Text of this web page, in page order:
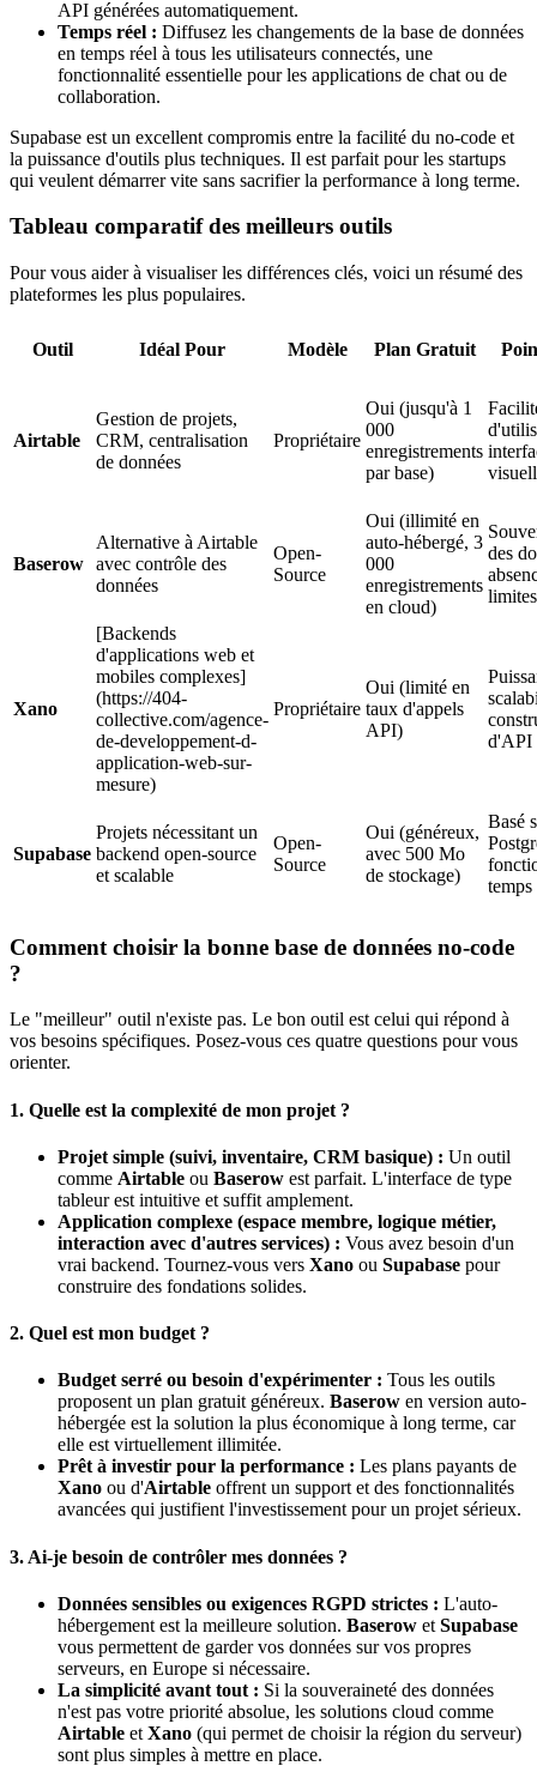
API générées automatiquement.
Temps réel : Diffusez les changements de la base de données
en temps réel à tous les utilisateurs connectés, une
fonctionnalité essentielle pour les applications de chat ou de
collaboration.
Supabase est un excellent compromis entre la facilité du no-code et
la puissance d'outils plus techniques. Il est parfait pour les startups
qui veulent démarrer vite sans sacrifier la performance à long terme.
Tableau comparatif des meilleurs outils
Pour vous aider à visualiser les différences clés, voici un résumé des
plateformes les plus populaires.
Outil Idéal Pour Modèle Plan Gratuit
Airtable
Gestion de projets,
CRM, centralisation
de données
Propriétaire
Oui (jusqu'à 1
000
enregistrements
par base)
Baserow
Alternative à Airtable
avec contrôle des
données
Open-
Source
Oui (illimité en
auto-hébergé, 3
000
enregistrements
en cloud)
des
limites
Xano
[Backends
d'applications web et
mobiles complexes]
(https://404-
collective.com/agence-
de-developpement-d-
application-web-sur-
mesure)
Propriétaire
Oui (limité en
taux d'appels
API)
d'API
Supabase
Projets nécessitant un
backend open-source
et scalable
Open-
Source
Oui (généreux,
avec 500 Mo
de stockage)
Basé
temps
Comment choisir la bonne base de données no-code
?
Le "meilleur" outil n'existe pas. Le bon outil est celui qui répond à
vos besoins spécifiques. Posez-vous ces quatre questions pour vous
orienter.
1. Quelle est la complexité de mon projet ?
Projet simple (suivi, inventaire, CRM basique) : Un outil
comme Airtable ou Baserow est parfait. L'interface de type
tableur est intuitive et suffit amplement.
Application complexe (espace membre, logique métier,
interaction avec d'autres services) : Vous avez besoin d'un
vrai backend. Tournez-vous vers Xano ou Supabase pour
construire des fondations solides.
2. Quel est mon budget ?
Budget serré ou besoin d'expérimenter : Tous les outils
proposent un plan gratuit généreux. Baserow en version auto-
hébergée est la solution la plus économique à long terme, car
elle est virtuellement illimitée.
Prêt à investir pour la performance : Les plans payants de
Xano ou d'Airtable offrent un support et des fonctionnalités
avancées qui justifient l'investissement pour un projet sérieux.
3. Ai-je besoin de contrôler mes données ?
Données sensibles ou exigences RGPD strictes : L'auto-
hébergement est la meilleure solution. Baserow et Supabase
vous permettent de garder vos données sur vos propres
serveurs, en Europe si nécessaire.
La simplicité avant tout : Si la souveraineté des données
n'est pas votre priorité absolue, les solutions cloud comme
Airtable et Xano (qui permet de choisir la région du serveur)
sont plus simples à mettre en place.